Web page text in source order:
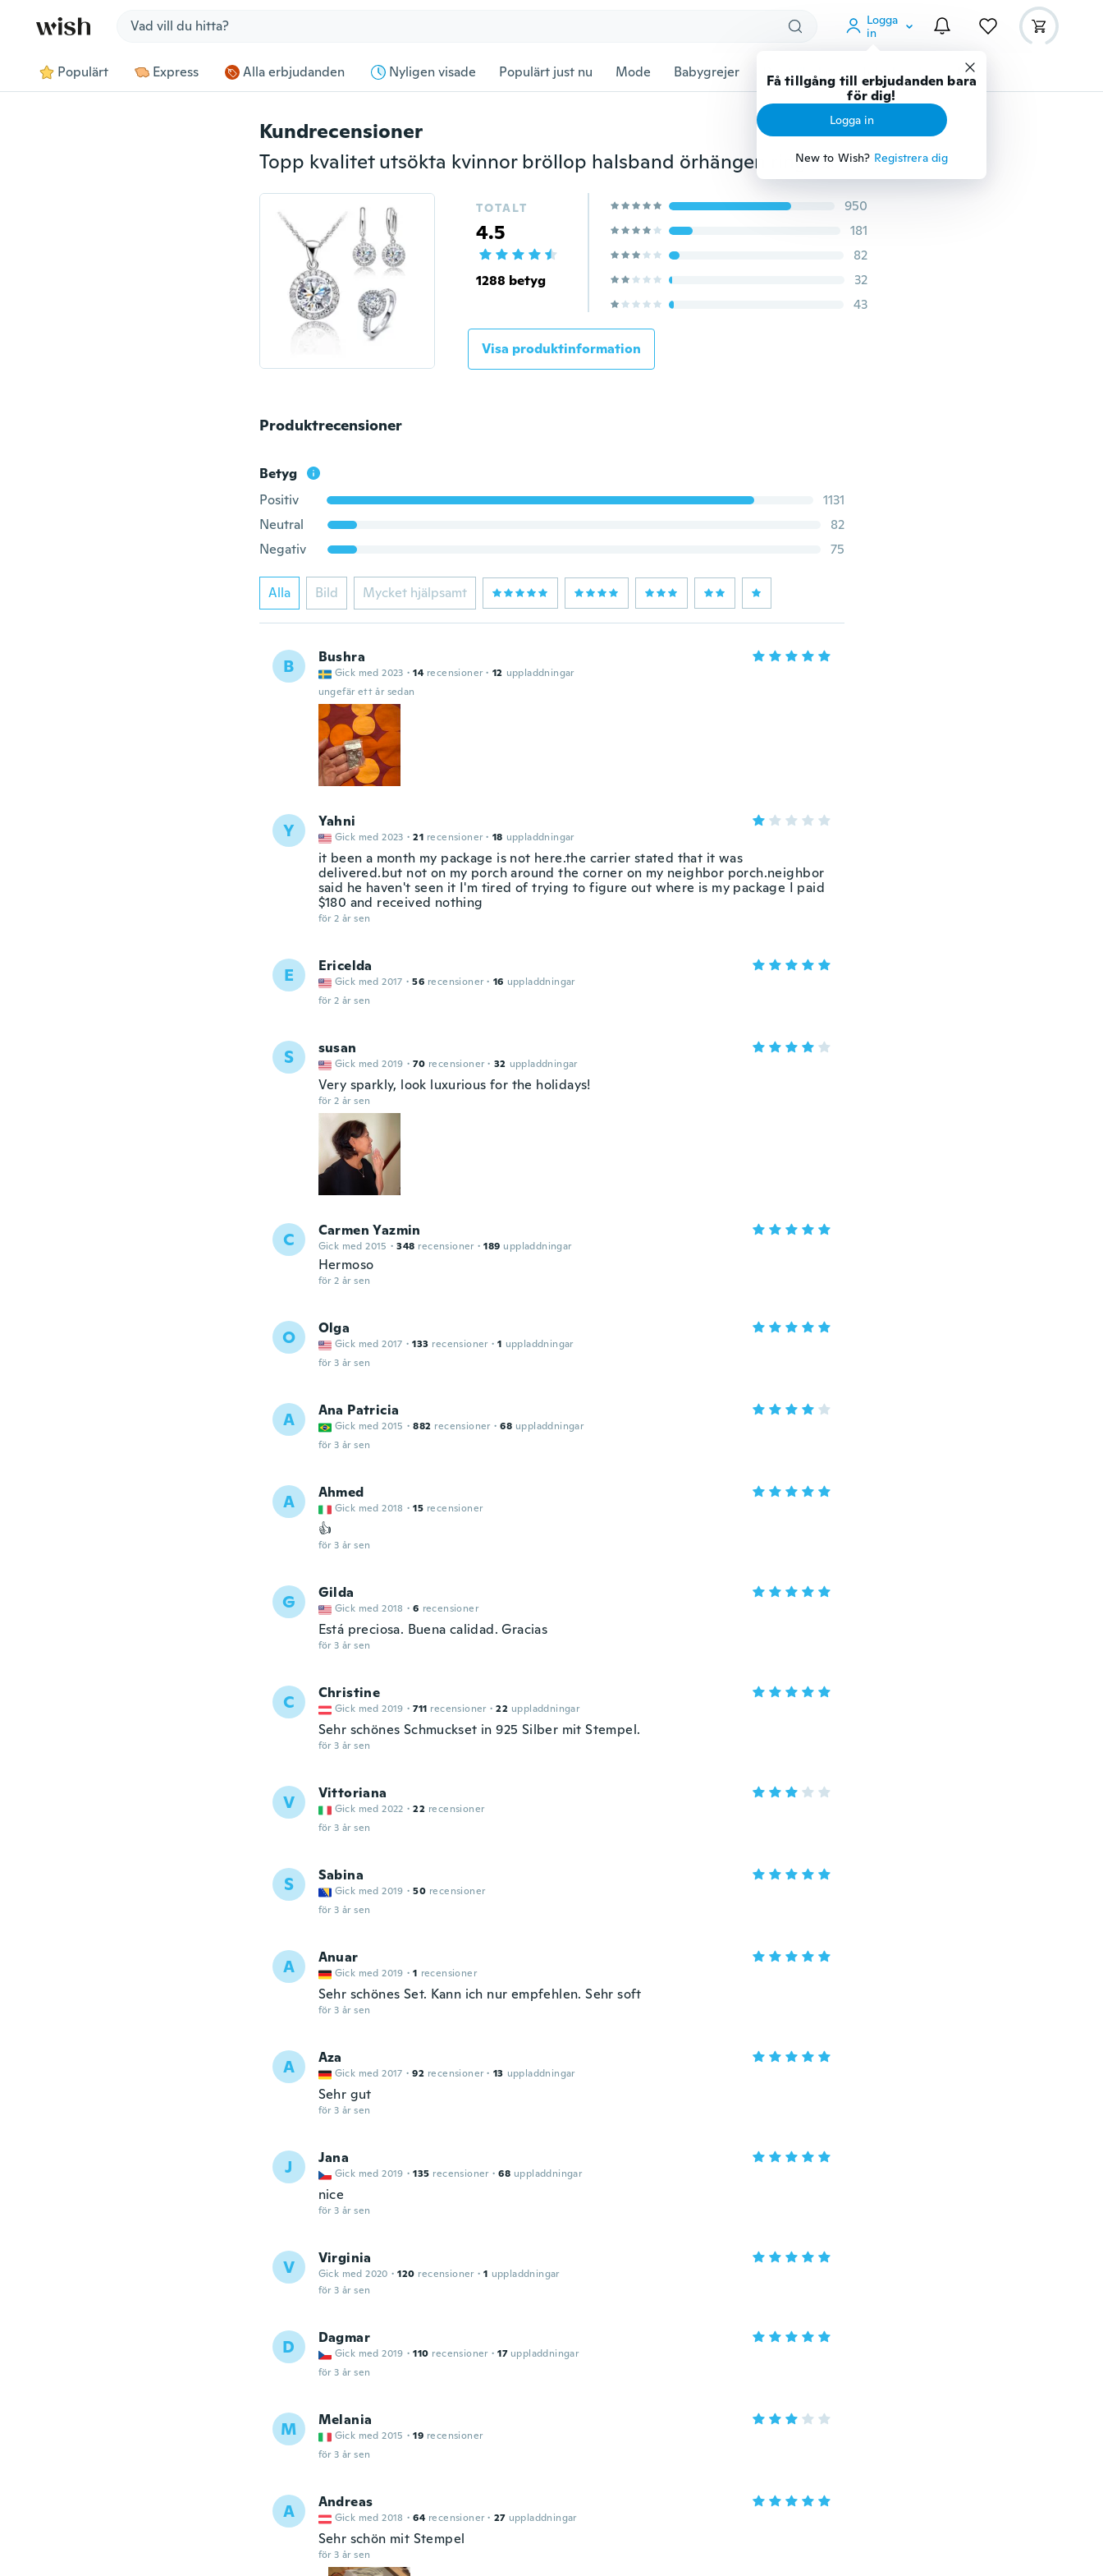
Logga
in
Få tillgång till erbjudanden bara
för dig!
Logga in
New to Wish? Registrera dig
Populärt Express Alla erbjudanden Nyligen visade Populärt just nu Mode Babygrejer Djurtillbehör Teknikprylar Mer
Kundrecensioner
Topp kvalitet utsökta kvinnor bröllop halsband örhängen ring smycken set 925 sterling silver platinerad zirkon crystal ring storlek 6-9
TOTALT
4.5
1288 betyg
950
181
82
32
43
Visa produktinformation
Produktrecensioner
Betyg
Positiv
1131
Neutral
82
Negativ
75
Alla Bild Mycket hjälpsamt
B Bushra
Gick med 2023 · 14 recensioner · 12 uppladdningar
ungefär ett år sedan
Y Yahni
Gick med 2023 · 21 recensioner · 18 uppladdningar
it been a month my package is not here.the carrier stated that it was
delivered.but not on my porch around the corner on my neighbor porch.neighbor
said he haven't seen it I'm tired of trying to figure out where is my package I paid
$180 and received nothing
för 2 år sen
E Ericelda
Gick med 2017 · 56 recensioner · 16 uppladdningar
för 2 år sen
S susan
Gick med 2019 · 70 recensioner · 32 uppladdningar
Very sparkly, look luxurious for the holidays!
för 2 år sen
C Carmen Yazmin
Gick med 2015 · 348 recensioner · 189 uppladdningar
Hermoso
för 2 år sen
O Olga
Gick med 2017 · 133 recensioner · 1 uppladdningar
för 3 år sen
A Ana Patricia
Gick med 2015 · 882 recensioner · 68 uppladdningar
för 3 år sen
A Ahmed
Gick med 2018 · 15 recensioner
👍
för 3 år sen
G Gilda
Gick med 2018 · 6 recensioner
Está preciosa. Buena calidad. Gracias
för 3 år sen
C Christine
Gick med 2019 · 711 recensioner · 22 uppladdningar
Sehr schönes Schmuckset in 925 Silber mit Stempel.
för 3 år sen
V Vittoriana
Gick med 2022 · 22 recensioner
för 3 år sen
S Sabina
Gick med 2019 · 50 recensioner
för 3 år sen
A Anuar
Gick med 2019 · 1 recensioner
Sehr schönes Set. Kann ich nur empfehlen. Sehr soft
för 3 år sen
A Aza
Gick med 2017 · 92 recensioner · 13 uppladdningar
Sehr gut
för 3 år sen
J Jana
Gick med 2019 · 135 recensioner · 68 uppladdningar
nice
för 3 år sen
V Virginia
Gick med 2020 · 120 recensioner · 1 uppladdningar
för 3 år sen
D Dagmar
Gick med 2019 · 110 recensioner · 17 uppladdningar
för 3 år sen
M Melania
Gick med 2015 · 19 recensioner
för 3 år sen
A Andreas
Gick med 2018 · 64 recensioner · 27 uppladdningar
Sehr schön mit Stempel
för 3 år sen